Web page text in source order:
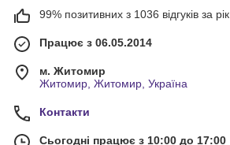
99% позитивних з 1036 відгуків за рік
Працює з 06.05.2014
м. Житомир
Житомир, Житомир, Україна
Контакти
Сьогодні працює з 10:00 до 17:00